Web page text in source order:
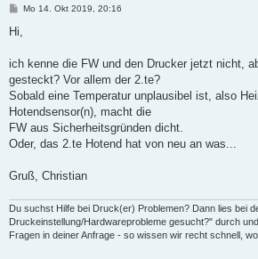
B
t
a
Mo 14. Okt 2019, 20:16
Hi,
ich kenne die FW und den Drucker jetzt nicht,
gesteckt? Vor allem der 2.te?
Sobald eine Temperatur unplausibel ist, also
Hotendsensor(n), macht die
FW aus Sicherheitsgründen dicht.
Oder, das 2.te Hotend hat von neu an was...
Gruß, Christian
Du suchst Hilfe bei Druck(er) Problemen? Dann lies bei
Druckeinstellung/Hardwareprobleme gesucht?" durch
Fragen in deiner Anfrage - so wissen wir recht schnell,